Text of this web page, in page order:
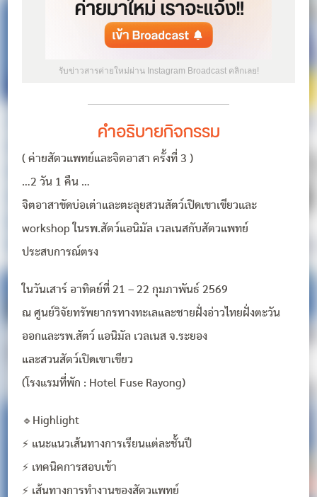
รับข่าวสารค่ายใหม่ผ่าน Instagram Broadcast คลิกเลย!
คำอธิบายกิจกรรม
( ค่ายสัตวแพทย์และจิตอาสา ครั้งที่ 3 )
…2 วัน 1 คืน …
จิตอาสาขัดบ่อเต่าและตะลุยสวนสัตว์เปิดเขาเขียวและ
workshop ในรพ.สัตว์แอนิมัล เวลเนสกับสัตวแพทย์
ประสบการณ์ตรง
ในวันเสาร์ อาทิตย์ที่ 21 – 22 กุมภาพันธ์ 2569
ณ ศูนย์วิจัยทรัพยากรทางทะเลและชายฝั่งอ่าวไทยฝั่งตะวัน
ออกและรพ.สัตว์ แอนิมัล เวลเนส จ.ระยอง
และสวนสัตว์เปิดเขาเขียว
(โรงแรมที่พัก : Hotel Fuse Rayong)
🔹Highlight
⚡ แนะแนวเส้นทางการเรียนแต่ละชั้นปี
⚡ เทคนิคการสอบเข้า
⚡ เส้นทางการทำงานของสัตวแพทย์